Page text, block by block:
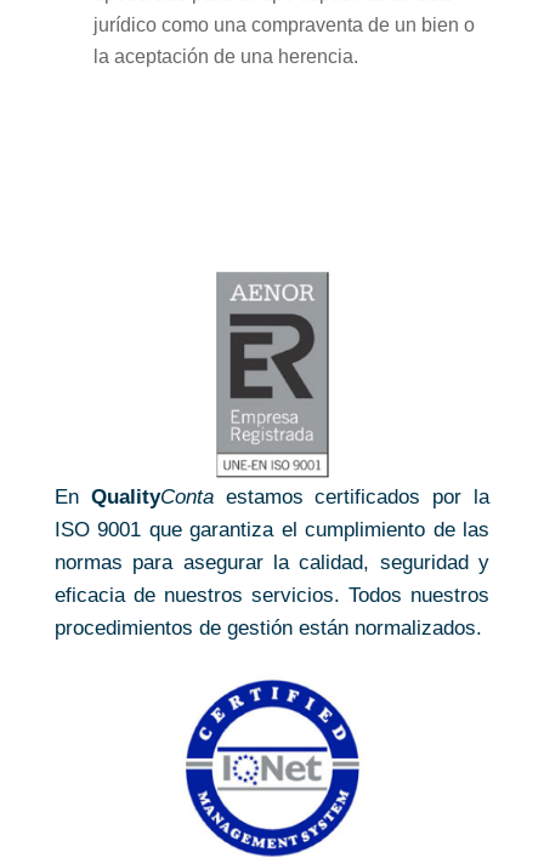
jurídico como una compraventa de un bien o
la aceptación de una herencia.
EnQualityContaestamos certificados por la
ISO 9001 que garantiza el cumplimiento de las
normas para asegurar la calidad, seguridad y
eficacia de nuestros servicios. Todos nuestros
procedimientos de gestión están normalizados.